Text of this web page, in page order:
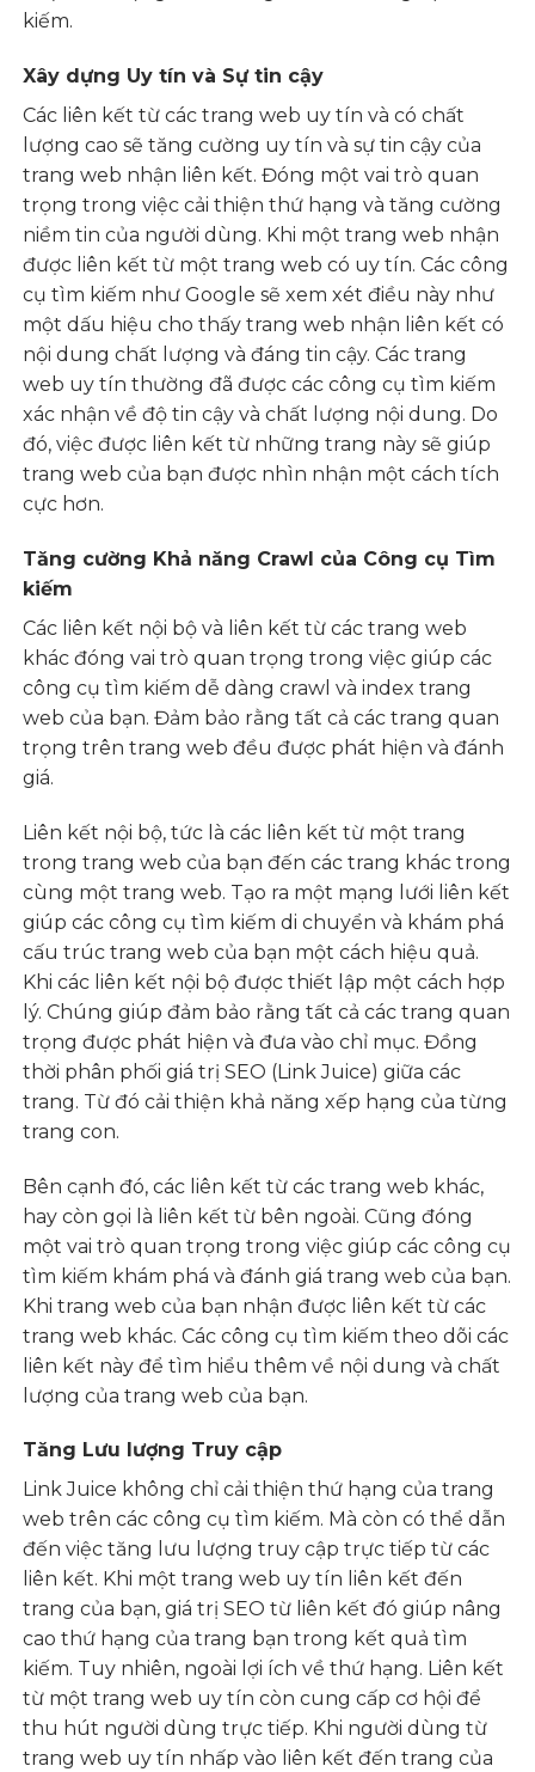
kiếm.
Xây dựng Uy tín và Sự tin cậy
Các liên kết từ các trang web uy tín và có chất
lượng cao sẽ tăng cường uy tín và sự tin cậy của
trang web nhận liên kết. Đóng một vai trò quan
trọng trong việc cải thiện thứ hạng và tăng cường
niềm tin của người dùng. Khi một trang web nhận
được liên kết từ một trang web có uy tín. Các công
cụ tìm kiếm như Google sẽ xem xét điều này như
một dấu hiệu cho thấy trang web nhận liên kết có
nội dung chất lượng và đáng tin cậy. Các trang
web uy tín thường đã được các công cụ tìm kiếm
xác nhận về độ tin cậy và chất lượng nội dung. Do
đó, việc được liên kết từ những trang này sẽ giúp
trang web của bạn được nhìn nhận một cách tích
cực hơn.
Tăng cường Khả năng Crawl của Công cụ Tìm
kiếm
Các liên kết nội bộ và liên kết từ các trang web
khác đóng vai trò quan trọng trong việc giúp các
công cụ tìm kiếm dễ dàng crawl và index trang
web của bạn. Đảm bảo rằng tất cả các trang quan
trọng trên trang web đều được phát hiện và đánh
giá.
Liên kết nội bộ, tức là các liên kết từ một trang
trong trang web của bạn đến các trang khác trong
cùng một trang web. Tạo ra một mạng lưới liên kết
giúp các công cụ tìm kiếm di chuyển và khám phá
cấu trúc trang web của bạn một cách hiệu quả.
Khi các liên kết nội bộ được thiết lập một cách hợp
lý. Chúng giúp đảm bảo rằng tất cả các trang quan
trọng được phát hiện và đưa vào chỉ mục. Đồng
thời phân phối giá trị SEO (Link Juice) giữa các
trang. Từ đó cải thiện khả năng xếp hạng của từng
trang con.
Bên cạnh đó, các liên kết từ các trang web khác,
hay còn gọi là liên kết từ bên ngoài. Cũng đóng
một vai trò quan trọng trong việc giúp các công cụ
tìm kiếm khám phá và đánh giá trang web của bạn.
Khi trang web của bạn nhận được liên kết từ các
trang web khác. Các công cụ tìm kiếm theo dõi các
liên kết này để tìm hiểu thêm về nội dung và chất
lượng của trang web của bạn.
Tăng Lưu lượng Truy cập
Link Juice không chỉ cải thiện thứ hạng của trang
web trên các công cụ tìm kiếm. Mà còn có thể dẫn
đến việc tăng lưu lượng truy cập trực tiếp từ các
liên kết. Khi một trang web uy tín liên kết đến
trang của bạn, giá trị SEO từ liên kết đó giúp nâng
cao thứ hạng của trang bạn trong kết quả tìm
kiếm. Tuy nhiên, ngoài lợi ích về thứ hạng. Liên kết
từ một trang web uy tín còn cung cấp cơ hội để
thu hút người dùng trực tiếp. Khi người dùng từ
trang web uy tín nhấp vào liên kết đến trang của